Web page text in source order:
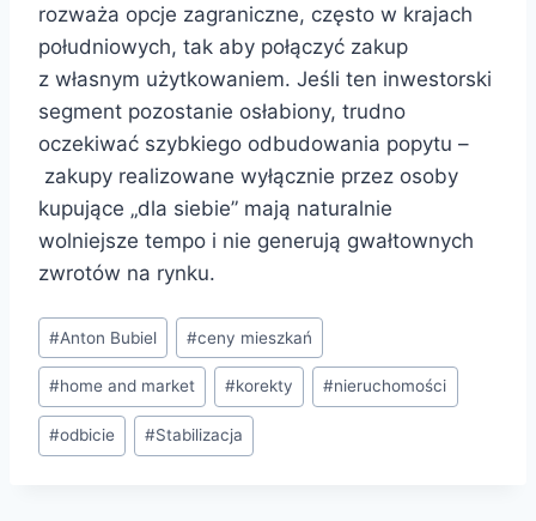
rozważa opcje zagraniczne, często w krajach
południowych, tak aby połączyć zakup
z własnym użytkowaniem. Jeśli ten inwestorski
segment pozostanie osłabiony, trudno
oczekiwać szybkiego odbudowania popytu –
zakupy realizowane wyłącznie przez osoby
kupujące „dla siebie” mają naturalnie
wolniejsze tempo i nie generują gwałtownych
zwrotów na rynku.
#Anton Bubiel #ceny mieszkań
#home and market #korekty #nieruchomości
#odbicie #Stabilizacja